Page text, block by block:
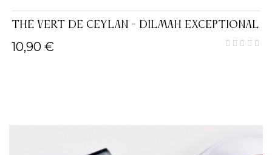
THÉ VERT DE CEYLAN - DILMAH EXCEPTIONAL
10,90 €